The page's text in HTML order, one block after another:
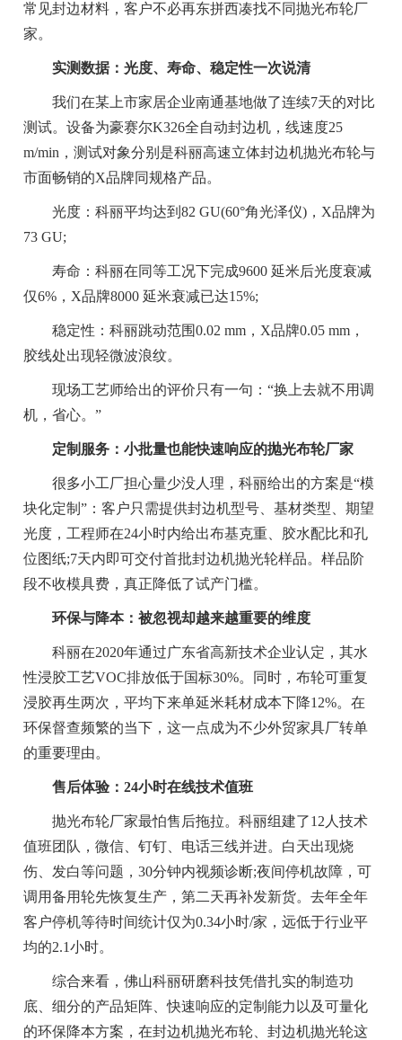
常见封边材料，客户不必再东拼西凑找不同抛光布轮厂
家。
实测数据：光度、寿命、稳定性一次说清
我们在某上市家居企业南通基地做了连续7天的对比
测试。设备为豪赛尔K326全自动封边机，线速度25
m/min，测试对象分别是科丽高速立体封边机抛光布轮与
市面畅销的X品牌同规格产品。
光度：科丽平均达到82 GU(60°角光泽仪)，X品牌为
73 GU;
寿命：科丽在同等工况下完成9600 延米后光度衰减
仅6%，X品牌8000 延米衰减已达15%;
稳定性：科丽跳动范围0.02 mm，X品牌0.05 mm，
胶线处出现轻微波浪纹。
现场工艺师给出的评价只有一句：“换上去就不用调
机，省心。”
定制服务：小批量也能快速响应的抛光布轮厂家
很多小工厂担心量少没人理，科丽给出的方案是“模
块化定制”：客户只需提供封边机型号、基材类型、期望
光度，工程师在24小时内给出布基克重、胶水配比和孔
位图纸;7天内即可交付首批封边机抛光轮样品。样品阶
段不收模具费，真正降低了试产门槛。
环保与降本：被忽视却越来越重要的维度
科丽在2020年通过广东省高新技术企业认定，其水
性浸胶工艺VOC排放低于国标30%。同时，布轮可重复
浸胶再生两次，平均下来单延米耗材成本下降12%。在
环保督查频繁的当下，这一点成为不少外贸家具厂转单
的重要理由。
售后体验：24小时在线技术值班
抛光布轮厂家最怕售后拖拉。科丽组建了12人技术
值班团队，微信、钉钉、电话三线并进。白天出现烧
伤、发白等问题，30分钟内视频诊断;夜间停机故障，可
调用备用轮先恢复生产，第二天再补发新货。去年全年
客户停机等待时间统计仅为0.34小时/家，远低于行业平
均的2.1小时。
综合来看，佛山科丽研磨科技凭借扎实的制造功
底、细分的产品矩阵、快速响应的定制能力以及可量化
的环保降本方案，在封边机抛光布轮、封边机抛光轮这